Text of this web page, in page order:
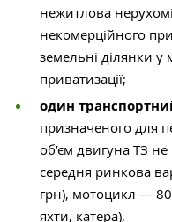
нежитлова
некомерційного
земельні ділянки у
приватизації;
один
призначеного для
об’єм двигуна ТЗ
середня ринкова
грн), мотоцикл —
яхти, катера),